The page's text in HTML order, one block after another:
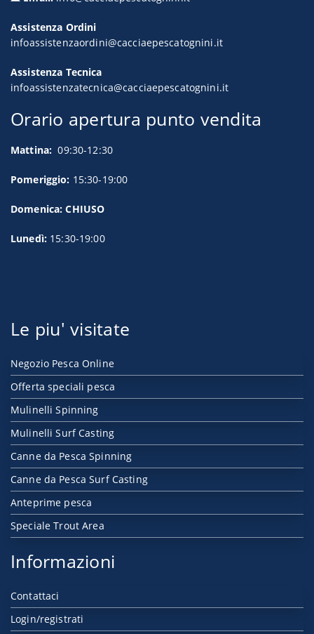
Assistenza Ordini
infoassistenzaordini@cacciaepescatognini.it
Assistenza Tecnica
infoassistenzatecnica@cacciaepescatognini.it
Orario apertura punto vendita
Mattina: 09:30-12:30
Pomeriggio: 15:30-19:00
Domenica: CHIUSO
Lunedì: 15:30-19:00
Le piu' visitate
Negozio Pesca Online
Offerta speciali pesca
Mulinelli Spinning
Mulinelli Surf Casting
Canne da Pesca Spinning
Canne da Pesca Surf Casting
Anteprime pesca
Speciale Trout Area
Informazioni
Contattaci
Login/registrati